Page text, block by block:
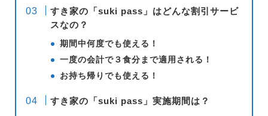
すき家の「suki pass」はどんな割引サービ
スなの？
期間中何度でも使える！
一度の会計で３食分まで適用される！
お持ち帰りでも使える！
すき家の「suki pass」実施期間は？